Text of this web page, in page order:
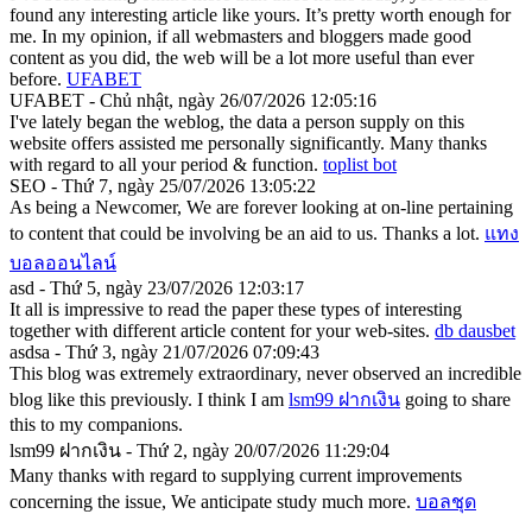
found any interesting article like yours. It’s pretty worth enough for
me. In my opinion, if all webmasters and bloggers made good
content as you did, the web will be a lot more useful than ever
before. UFABET
UFABET - Chủ nhật, ngày 26/07/2026 12:05:16
I've lately began the weblog, the data a person supply on this
website offers assisted me personally significantly. Many thanks
with regard to all your period & function. toplist bot
SEO - Thứ 7, ngày 25/07/2026 13:05:22
As being a Newcomer, We are forever looking at on-line pertaining
to content that could be involving be an aid to us. Thanks a lot. แทง
บอลออนไลน์
asd - Thứ 5, ngày 23/07/2026 12:03:17
It all is impressive to read the paper these types of interesting
together with different article content for your web-sites. db dausbet
asdsa - Thứ 3, ngày 21/07/2026 07:09:43
This blog was extremely extraordinary, never observed an incredible
blog like this previously. I think I am lsm99 ฝากเงิน going to share
this to my companions.
lsm99 ฝากเงิน - Thứ 2, ngày 20/07/2026 11:29:04
Many thanks with regard to supplying current improvements
concerning the issue, We anticipate study much more. บอลชุด